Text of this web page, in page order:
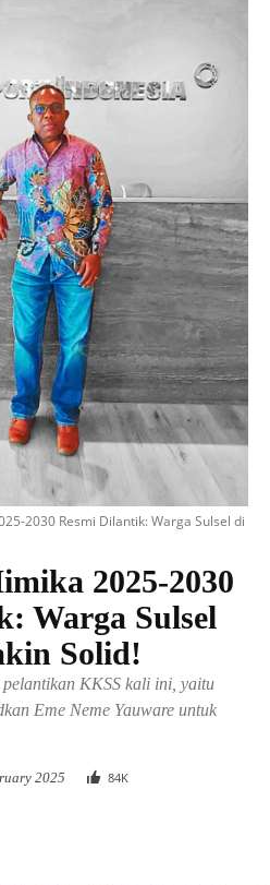
2030 Resmi Dilantik: Warga Sulsel di
2025-2030
Warga Sulsel
Solid!
KKSS kali ini, yaitu
Eme Neme Yauware untuk
2025 84K